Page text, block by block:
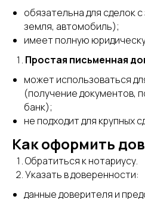
обязательна для сделок
земля, автомобиль);
имеет полную
Простая письменная
может использоваться
(получение документов,
банк);
не подходит для крупных
Как оформить
Обратиться к нотариусу.
Указать в доверенности:
данные доверителя и